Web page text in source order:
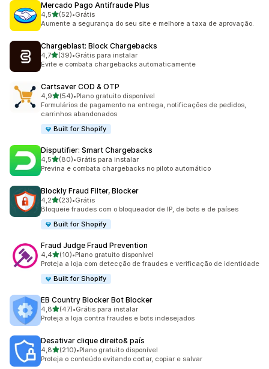
Mercado Pago Antifraude Plus
4,5de 5 estrelas
(52)
52 avaliações ao todo
•Grátis
Aumente a segurança do seu site e melhore a taxa de aprovação.
Chargeblast: Block Chargebacks
4,7de 5 estrelas
(39)
39 avaliações ao todo
•Grátis para instalar
Evite e combata chargebacks automaticamente
Cartsaver COD & OTP
4,9de 5 estrelas
(54)
54 avaliações ao todo
•Plano gratuito disponível
Formulários de pagamento na entrega, notificações de pedidos,
carrinhos abandonados
Built for Shopify
Disputifier: Smart Chargebacks
4,5de 5 estrelas
(80)
80 avaliações ao todo
•Grátis para instalar
Previna e combata chargebacks no piloto automático
Blockly Fraud Filter, Blocker
4,2de 5 estrelas
(23)
23 avaliações ao todo
•Grátis
Bloqueie fraudes com o bloqueador de IP, de bots e de países
Built for Shopify
Fraud Judge Fraud Prevention
4,4de 5 estrelas
(10)
10 avaliações ao todo
•Plano gratuito disponível
Proteja a loja com detecção de fraudes e verificação de identidade
Built for Shopify
EB Country Blocker Bot Blocker
4,8de 5 estrelas
(47)
47 avaliações ao todo
•Grátis para instalar
Proteja a loja contra fraudes e bots indesejados
Desativar clique direito& país
4,8de 5 estrelas
(210)
210 avaliações ao todo
•Plano gratuito disponível
Proteja o conteúdo evitando cortar, copiar e salvar